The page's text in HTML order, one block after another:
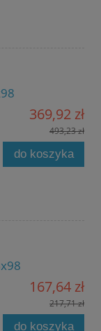
369,92 zł
493,23 zł
do koszyka
167,64 zł
217,71 zł
do koszyka